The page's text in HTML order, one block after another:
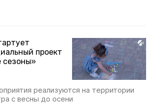
проект
сезоны»
реализуются на территории
с весны до осени